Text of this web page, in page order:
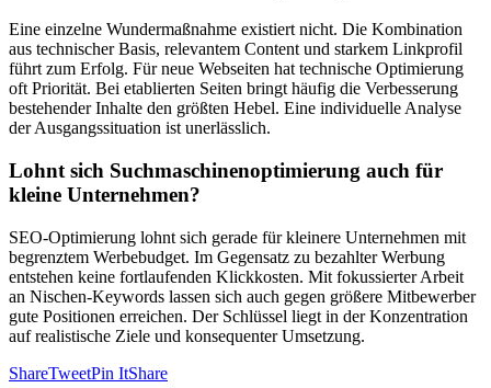
Eine einzelne Wundermaßnahme existiert nicht. Die Kombination
aus technischer Basis, relevantem Content und starkem Linkprofil
führt zum Erfolg. Für neue Webseiten hat technische Optimierung
oft Priorität. Bei etablierten Seiten bringt häufig die Verbesserung
bestehender Inhalte den größten Hebel. Eine individuelle Analyse
der Ausgangssituation ist unerlässlich.
Lohnt sich Suchmaschinenoptimierung auch für
kleine Unternehmen?
SEO-Optimierung lohnt sich gerade für kleinere Unternehmen mit
begrenztem Werbebudget. Im Gegensatz zu bezahlter Werbung
entstehen keine fortlaufenden Klickkosten. Mit fokussierter Arbeit
an Nischen-Keywords lassen sich auch gegen größere Mitbewerber
gute Positionen erreichen. Der Schlüssel liegt in der Konzentration
auf realistische Ziele und konsequenter Umsetzung.
ShareTweetPin ItShare